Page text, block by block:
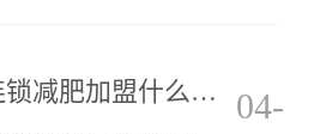
连锁减肥加盟什么榀牌比较好？丽减美瘦吧历经13载铸就行业标杆
04-